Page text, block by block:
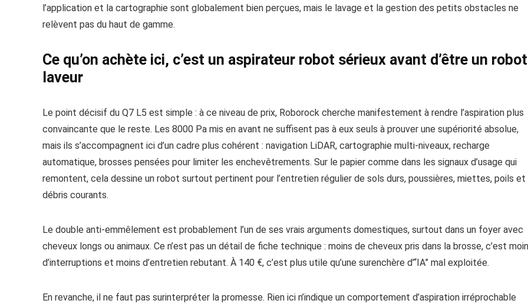
l’application et la cartographie sont globalement bien perçues, mais le lavage et la gestion des petits obstacles ne
relèvent pas du haut de gamme.
Ce qu’on achète ici, c’est un aspirateur robot sérieux avant d’être un robot
laveur
Le point décisif du Q7 L5 est simple : à ce niveau de prix, Roborock cherche manifestement à rendre l’aspiration plus
convaincante que le reste. Les 8000 Pa mis en avant ne suffisent pas à eux seuls à prouver une supériorité absolue,
mais ils s’accompagnent ici d’un cadre plus cohérent : navigation LiDAR, cartographie multi-niveaux, recharge
automatique, brosses pensées pour limiter les enchevêtrements. Sur le papier comme dans les signaux d’usage qui
remontent, cela dessine un robot surtout pertinent pour l’entretien régulier de sols durs, poussières, miettes, poils et
débris courants.
Le double anti-emmêlement est probablement l’un de ses vrais arguments domestiques, surtout dans un foyer avec
cheveux longs ou animaux. Ce n’est pas un détail de fiche technique : moins de cheveux pris dans la brosse, c’est
d’interruptions et moins d’entretien rebutant. À 140 €, c’est plus utile qu’une surenchère d’“IA” mal exploitée.
En revanche, il ne faut pas surinterpréter la promesse. Rien ici n’indique un comportement d’aspiration irréprochable